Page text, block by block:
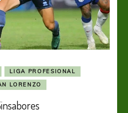
LIGA PROFESIONAL
LORENZO